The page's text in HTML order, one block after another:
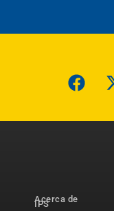
Acerca de
IPS